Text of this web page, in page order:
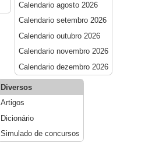
Calendario agosto 2026
Calendario setembro 2026
Calendario outubro 2026
Calendario novembro 2026
Calendario dezembro 2026
Diversos
Artigos
Dicionário
Simulado de concursos